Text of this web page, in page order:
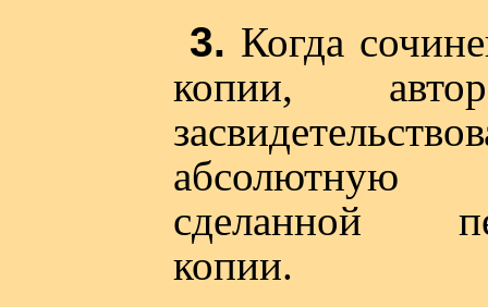
3. Когда
копии,
абсолютную
сделанной
копии.